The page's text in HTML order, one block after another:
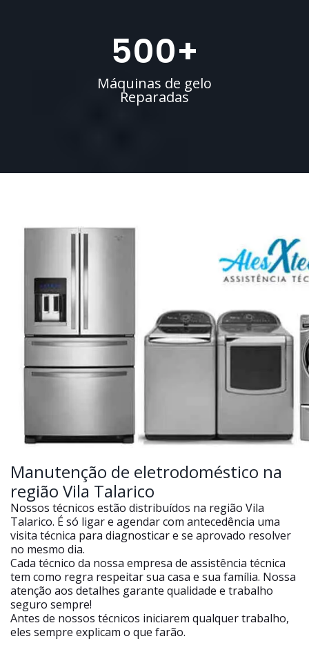
500+
Máquinas de gelo
Reparadas
Manutenção de eletrodoméstico na
região Vila Talarico
Nossos técnicos estão distribuídos na região Vila
Talarico. É só ligar e agendar com antecedência uma
visita técnica para diagnosticar e se aprovado resolver
no mesmo dia.
Cada técnico da nossa empresa de assistência técnica
tem como regra respeitar sua casa e sua família. Nossa
atenção aos detalhes garante qualidade e trabalho
seguro sempre!
Antes de nossos técnicos iniciarem qualquer trabalho,
eles sempre explicam o que farão.